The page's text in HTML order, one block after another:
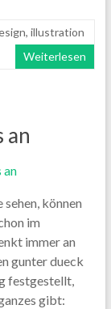
, illustration
Weiterlesen
an
können
im
immer an
gunter dueck
festgestellt,
gibt: